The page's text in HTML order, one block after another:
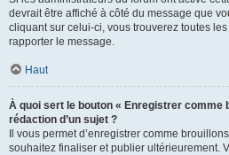
devrait être affiché à côté du message que
cliquant sur celui-ci, vous trouverez toutes
rapporter le message.
Haut
À quoi sert le bouton « Enregistrer comme
rédaction d’un sujet ?
Il vous permet d’enregistrer comme
souhaitez finaliser et publier ultérieurement.